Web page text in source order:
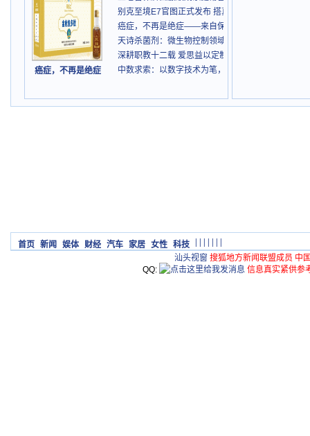
癌症，不再是绝症
别克至境E7官图正式发布 搭真龙插混Pro与预瞄悬架
癌症，不再是绝症——来自保抵力中医现代化的康复
天诗杀菌剂：微生物控制领域的绿色创新与专业守护
深耕职教十二载 爱思益以定制化服务点亮青年职业
中数求索：以数字技术为笔，绘就智慧工程新蓝图
首页 新闻 娱体 财经 汽车 家居 女性 科技
汕头视窗 搜狐地方新闻联盟成员 中
QQ:
信息真实紧供参